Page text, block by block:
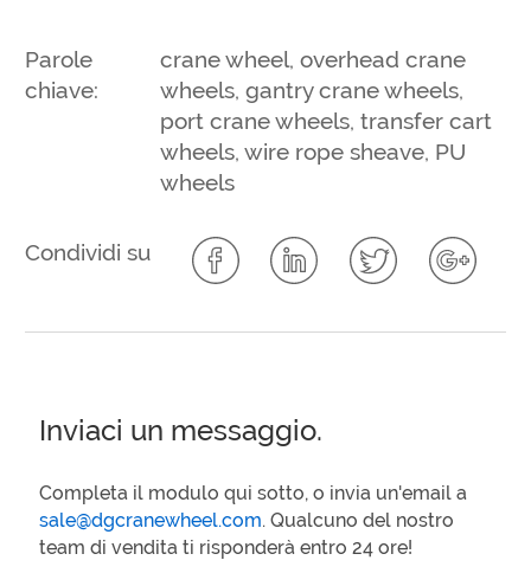
Parole
chiave:
crane wheel, overhead crane
wheels, gantry crane wheels,
port crane wheels, transfer cart
wheels, wire rope sheave, PU
wheels
Condividi su
Inviaci un messaggio.
Completa il modulo qui sotto, o invia un'email a
sale@dgcranewheel.com. Qualcuno del nostro
team di vendita ti risponderà entro 24 ore!